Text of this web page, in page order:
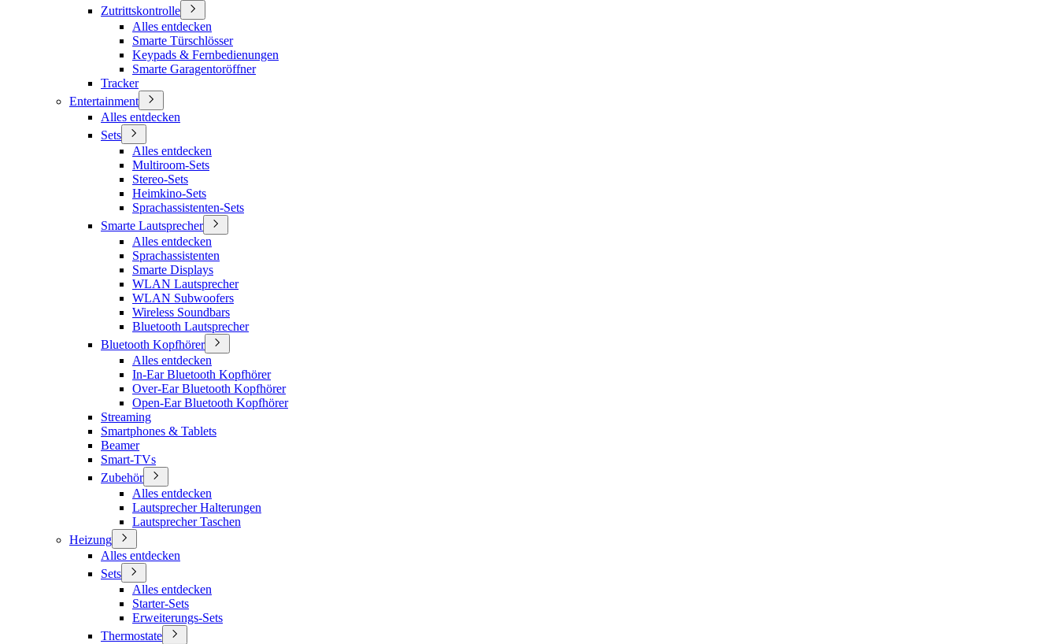
Zutrittskontrolle
Alles entdecken
Smarte Türschlösser
Keypads & Fernbedienungen
Smarte Garagentoröffner
Tracker
Entertainment
Alles entdecken
Sets
Alles entdecken
Multiroom-Sets
Stereo-Sets
Heimkino-Sets
Sprachassistenten-Sets
Smarte Lautsprecher
Alles entdecken
Sprachassistenten
Smarte Displays
WLAN Lautsprecher
WLAN Subwoofers
Wireless Soundbars
Bluetooth Lautsprecher
Bluetooth Kopfhörer
Alles entdecken
In-Ear Bluetooth Kopfhörer
Over-Ear Bluetooth Kopfhörer
Open-Ear Bluetooth Kopfhörer
Streaming
Smartphones & Tablets
Beamer
Smart-TVs
Zubehör
Alles entdecken
Lautsprecher Halterungen
Lautsprecher Taschen
Heizung
Alles entdecken
Sets
Alles entdecken
Starter-Sets
Erweiterungs-Sets
Thermostate